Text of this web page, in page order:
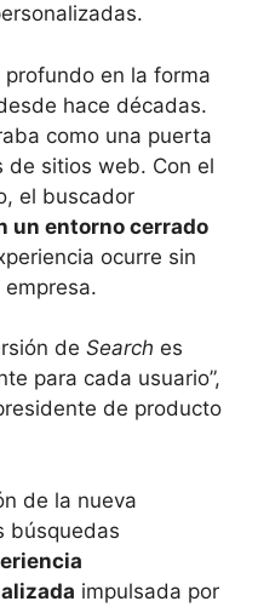
en la forma
hace décadas.
como una puerta
de sitios web. Con el
el buscador
un entorno cerrado
ocurre sin
de Search es
para cada usuario”,
de producto
de la nueva
búsquedas
impulsada por